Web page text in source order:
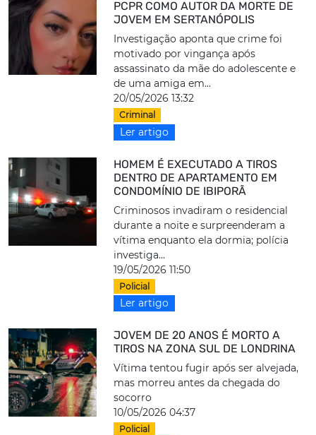
PCPR COMO AUTOR DA MORTE DE
JOVEM EM SERTANÓPOLIS
Investigação aponta que crime foi
motivado por vingança após
assassinato da mãe do adolescente e
de uma amiga em...
20/05/2026 13:32
Criminal
Ler artigo
HOMEM É EXECUTADO A TIROS
DENTRO DE APARTAMENTO EM
CONDOMÍNIO DE IBIPORÃ
Criminosos invadiram o residencial
durante a noite e surpreenderam a
vítima enquanto ela dormia; polícia
investiga...
19/05/2026 11:50
Policial
Ler artigo
JOVEM DE 20 ANOS É MORTO A
TIROS NA ZONA SUL DE LONDRINA
Vítima tentou fugir após ser alvejada,
mas morreu antes da chegada do
socorro
10/05/2026 04:37
Policial